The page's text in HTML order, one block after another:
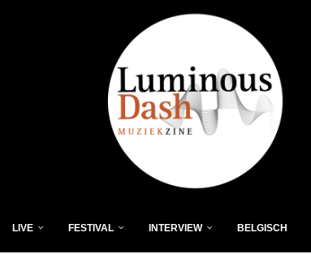
LIVE FESTIVAL INTERVIEW BELGISCH